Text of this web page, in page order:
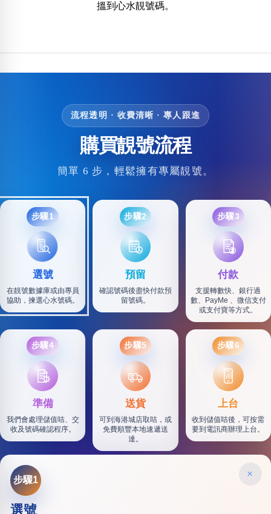
清除全部分類
搵到心水靚號碼。
流程透明 · 收費清晰 · 專人跟進
購買靚號流程
簡單 6 步，輕鬆擁有專屬靚號。
步驟1
選號
在靚號數據庫或由專員
協助，揀選心水號碼。
步驟2
預留
確認號碼後盡快付款預
留號碼。
步驟3
付款
支援轉數快、銀行過
數、PayMe 、微信支付
或支付寶等方式。
步驟4
準備
我們會處理儲值咭、交
收及號碼確認程序。
步驟5
SF
送貨
可到海港城店取咭，或
免費順豐本地速遞送
達。
步驟6
上台
收到儲值咭後，可按需
要到電訊商辦理上台。
×
步驟1
選號